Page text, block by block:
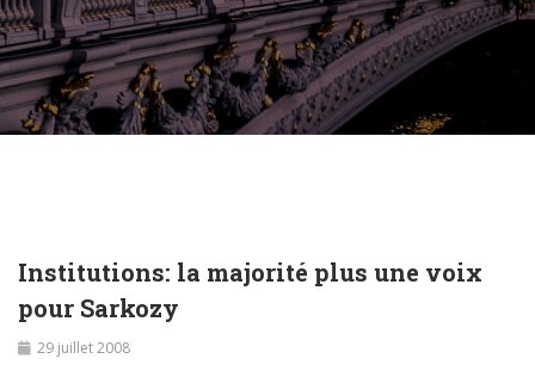
Institutions: la majorité plus une voix
pour Sarkozy
29 juillet 2008